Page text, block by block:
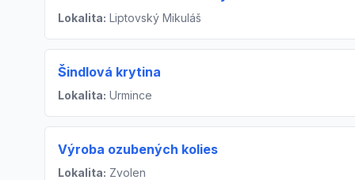
Lokalita: Liptovský Mikuláš
Šindlová krytina
Lokalita: Urmince
Výroba ozubených kolies
Lokalita: Zvolen